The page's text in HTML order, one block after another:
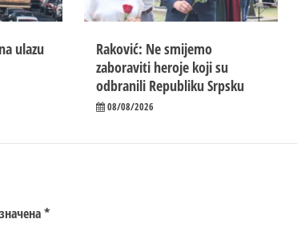
ulazu
Raković: Ne smijemo
zaboraviti heroje koji su
odbranili Republiku Srpsku
08/08/2026
*